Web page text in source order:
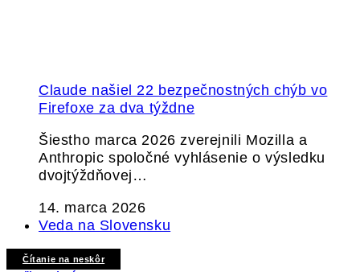
Claude našiel 22 bezpečnostných chýb vo
Firefoxe za dva týždne
Šiestho marca 2026 zverejnili Mozilla a
Anthropic spoločné vyhlásenie o výsledku
dvojtýždňovej…
14. marca 2026
Veda na Slovensku
Čítanie na neskôr